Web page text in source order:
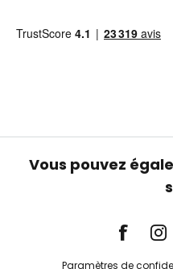
Vous pouvez
Paramètres de